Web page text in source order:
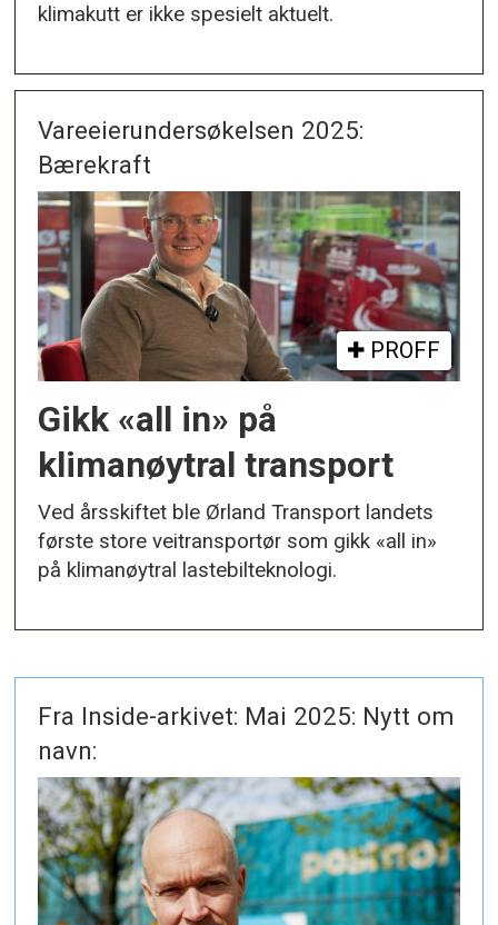
klimakutt er ikke spesielt aktuelt.
Vareeierundersøkelsen 2025:
Bærekraft
PROFF
Gikk «all in» på
klimanøytral transport
Ved årsskiftet ble Ørland Transport landets
første store veitransportør som gikk «all in»
på klimanøytral lastebilteknologi.
Fra Inside-arkivet: Mai 2025: Nytt om
navn: